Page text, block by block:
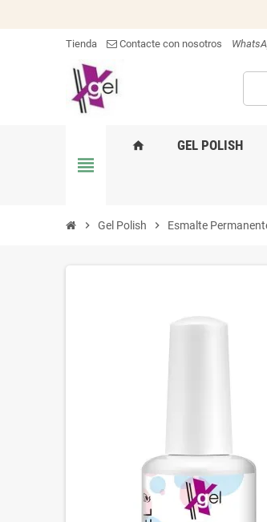
Tienda Contacte con nosotros
view_headline
home GEL POLISH
chevron_right Gel Polish chevron_right Esmalte